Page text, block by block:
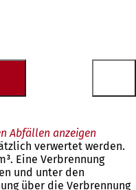
Abfällen anzeigen
verwertet werden.
Eine Verbrennung
und unter den
über die Verbrennung